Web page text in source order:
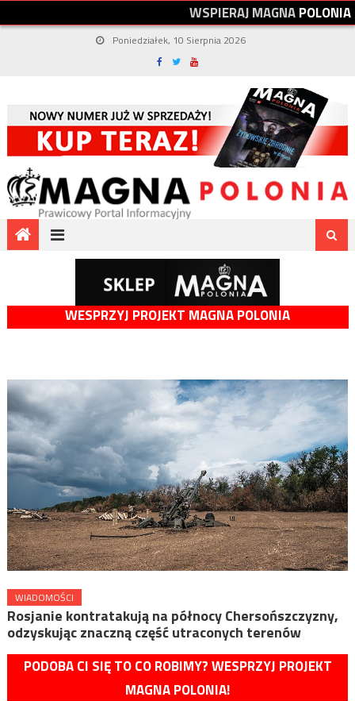
WSPIERAJMAGNAPOLONIA
Poniedziałek, 10 Sierpnia 2026
WESPRZYJ PROJEKT MAGNA POLONIA
WIADOMOŚCI
Rosjanie kontratakują na północy Chersońszczyzny,
odzyskując znaczną część utraconych terenów
PODOBA CI SIĘ TO CO ROBIMY? WESPRZYJ PROJEKT
MAGNA POLONIA!